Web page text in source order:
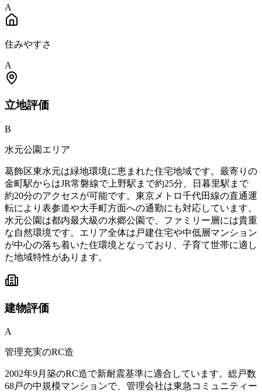
A
住みやすさ
A
立地評価
B
水元公園エリア
葛飾区東水元は緑地環境に恵まれた住宅地域です。最寄りの
金町駅からはJR常磐線で上野駅まで約25分、日暮里駅まで
約20分のアクセスが可能です。東京メトロ千代田線の直通運
転により表参道や大手町方面への通勤にも対応しています。
水元公園は都内最大級の水郷公園で、ファミリー層には貴重
な自然環境です。エリア全体は戸建住宅や中低層マンション
が中心の落ち着いた住環境となっており、子育て世帯に適し
た地域特性があります。
建物評価
A
管理充実のRC造
2002年9月築のRC造で新耐震基準に適合しています。総戸数
68戸の中規模マンションで、管理会社は東急コミュニティー